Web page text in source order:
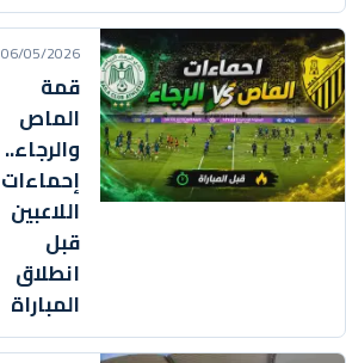
06/05/2026
قمة
الماص
والرجاء..
إحماءات
اللاعبين
قبل
انطلاق
المباراة